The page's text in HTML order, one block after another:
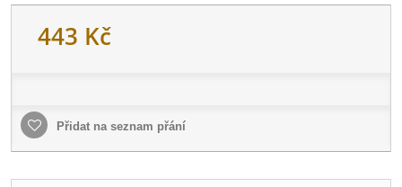
443 Kč
Přidat na seznam přání